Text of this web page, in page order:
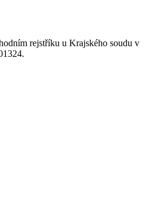
rejstříku u Krajského soudu v